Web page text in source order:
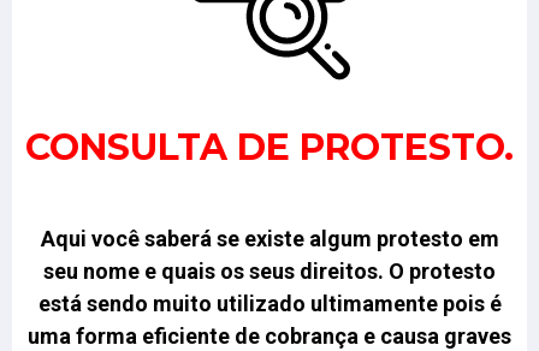
CONSULTA DE PROTESTO.
Aqui você saberá se existe algum protesto em
seu nome e quais os seus direitos. O protesto
está sendo muito utilizado ultimamente pois é
uma forma eficiente de cobrança e causa graves